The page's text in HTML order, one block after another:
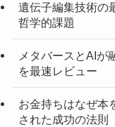
遺伝子編集技術の
哲学的課題
メタバースとAIが
を最速レビュー
お金持ちはなぜ本
された成功の法則